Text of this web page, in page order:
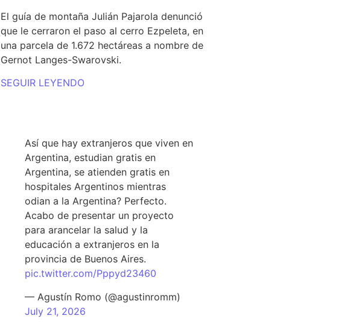
El guía de montaña Julián Pajarola denunció
que le cerraron el paso al cerro Ezpeleta, en
una parcela de 1.672 hectáreas a nombre de
Gernot Langes-Swarovski.
SEGUIR LEYENDO
Así que hay extranjeros que viven en
Argentina, estudian gratis en
Argentina, se atienden gratis en
hospitales Argentinos mientras
odian a la Argentina? Perfecto.
Acabo de presentar un proyecto
para arancelar la salud y la
educación a extranjeros en la
provincia de Buenos Aires.
pic.twitter.com/Pppyd23460
— Agustín Romo (@agustinromm)
July 21, 2026